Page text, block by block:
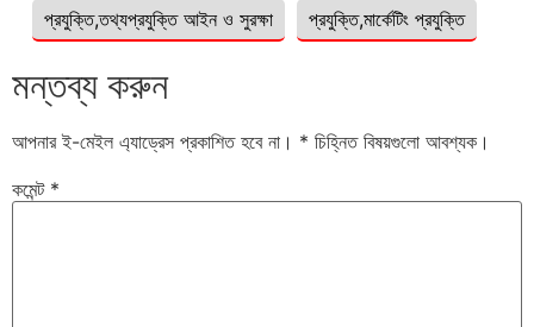
প্রযুক্তি,তথ্যপ্রযুক্তি আইন ও সুরক্ষা প্রযুক্তি,মার্কেটিং প্রযুক্তি
মন্তব্য করুন
আপনার ই-মেইল এ্যাড্রেস প্রকাশিত হবে না। * চিহ্নিত বিষয়গুলো আবশ্যক।
কমেন্ট *